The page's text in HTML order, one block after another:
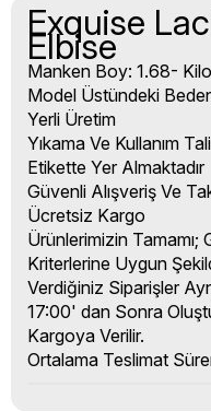
Exquise
Elbise
Manken Boy: 1.68-
Model Üstündeki
Yerli Üretim
Yıkama Ve Kullanım
Etikette Yer Almaktadır
Güvenli Alışveriş Ve
Ücretsiz Kargo
Ürünlerimizin Tamamı;
Kriterlerine Uygun
Verdiğiniz Siparişler
17:00' dan Sonra
Kargoya Verilir.
Ortalama Teslimat